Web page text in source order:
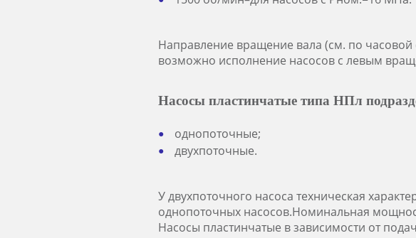
Направление вращение вала (см. по часовой
возможно исполнение насосов с левым
Насосы пластинчатые типа НПл
однопоточные;
двухпоточные.
У двухпоточного насоса техническая
однопоточных насосов.Номинальная
Насосы пластинчатые в зависимости от